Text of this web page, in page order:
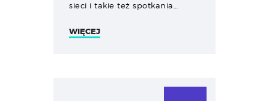
sieci i takie też spotkania…
WIĘCEJ